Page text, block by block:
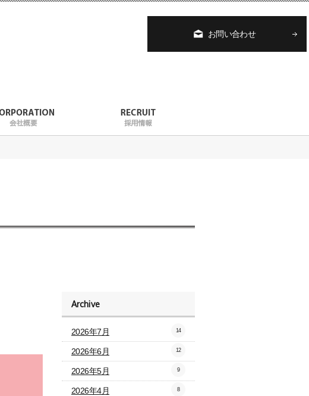
お問い合わせ
Archive
2026年7月 14
2026年6月 12
2026年5月 9
2026年4月 8